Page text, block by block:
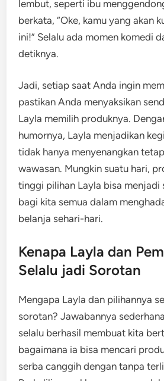
lembut, seperti ibu
berkata, “Oke, kamu yang akan
ini!” Selalu ada momen komedi
detiknya.
Jadi, setiap saat Anda ingin
pastikan Anda menyaksikan
Layla memilih produknya.
humornya, Layla menjadikan
tidak hanya menyenangkan
wawasan. Mungkin suatu hari,
tinggi pilihan Layla bisa menjadi
bagi kita semua dalam
belanja sehari-hari.
Kenapa Layla dan
Selalu jadi Sorotan
Mengapa Layla dan pilihannya
sorotan? Jawabannya
selalu berhasil membuat kita
bagaimana ia bisa mencari
serba canggih dengan tanpa